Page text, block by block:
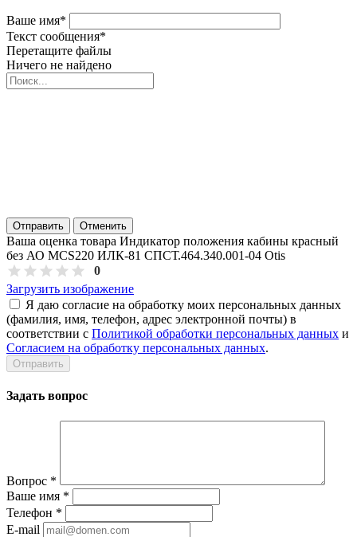
Ваше имя*
Текст сообщения*
Перетащите файлы
Ничего не найдено
Отправить Отменить
Ваша оценка товара Индикатор положения кабины красный
без АО MCS220 ИЛК-81 СПСТ.464.340.001-04 Otis
0
Загрузить изображение
Я даю согласие на обработку моих персональных данных
(фамилия, имя, телефон, адрес электронной почты) в
соответствии с Политикой обработки персональных данных и
Согласием на обработку персональных данных.
Задать вопрос
Вопрос *
Ваше имя *
Телефон *
E-mail